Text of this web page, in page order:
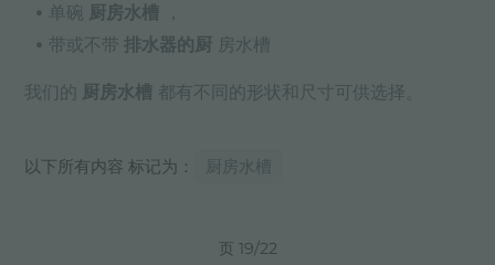
单碗 厨房水槽
，
带或不带排水器的厨 房水槽
我们的 厨房水槽 都有不同的形状和尺寸可供选择。
以下所有内容 标记为： 厨房水槽
页 19/22